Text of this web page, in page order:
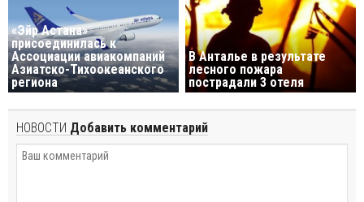
«Эйр Астана»
присоединилась к
Ассоциации авиакомпаний
Азиатско-Тихоокеанского
региона
В Анталье в результате
лесного пожара
пострадали 3 отеля
НОВОСТИ Добавить комментарий